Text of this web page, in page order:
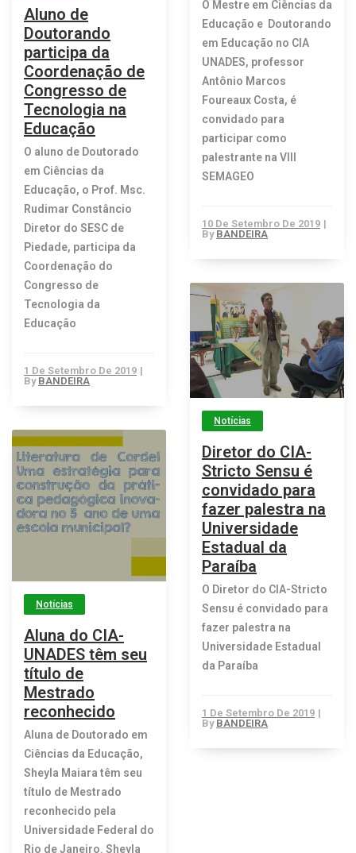
O Mestre em Ciências da
Educação e Doutorando
em Educação no CIA
UNADES, professor
Antônio Marcos
Foureaux Costa, é
convidado para
participar como
palestrante na VIII
SEMAGEO
10 De Setembro De 2019 |
By BANDEIRA
Aluno de
Doutorando
participa da
Coordenação de
Congresso de
Tecnologia na
Educação
O aluno de Doutorado
em Ciências da
Educação, o Prof. Msc.
Rudimar Constâncio
Diretor do SESC de
Piedade, participa da
Coordenação do
Congresso de
Tecnologia da
Educação
1 De Setembro De 2019 |
By BANDEIRA
Notícias
Diretor do CIA-
Stricto Sensu é
convidado para
fazer palestra na
Universidade
Estadual da
Paraíba
O Diretor do CIA-Stricto
Sensu é convidado para
fazer palestra na
Universidade Estadual
da Paraíba
1 De Setembro De 2019 |
By BANDEIRA
Notícias
Aluna do CIA-
UNADES têm seu
título de
Mestrado
reconhecido
Aluna de Doutorado em
Ciências da Educação,
Sheyla Maiara têm seu
título de Mestrado
reconhecido pela
Universidade Federal do
Rio de Janeiro. Sheyla